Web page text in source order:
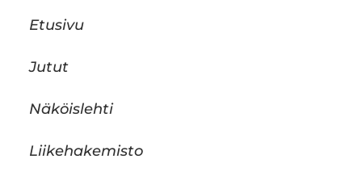
Etusivu
Jutut
Näköislehti
Liikehakemisto